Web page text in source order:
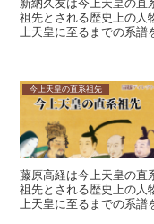
新納久友は今上天皇の直
祖先とされる歴史上の人
上天皇に至るまでの系譜
今上天皇の直系祖先
藤原高経は今上天皇の直
祖先とされる歴史上の人
上天皇に至るまでの系譜